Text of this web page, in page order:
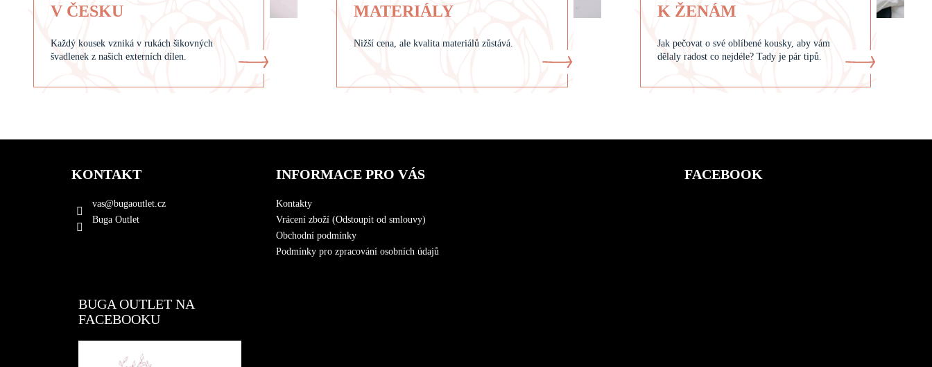
V ČESKU
Každý kousek vzniká v rukách šikovných
švadlenek z našich externích dílen.
MATERIÁLY
Nižší cena, ale kvalita materiálů zůstává.
K ŽENÁM
Jak pečovat o své oblíbené kousky, aby vám
dělaly radost co nejdéle? Tady je pár tipů.
KONTAKT
vas@bugaoutlet.cz
Buga Outlet
INFORMACE PRO VÁS
Kontakty
Vrácení zboží (Odstoupit od smlouvy)
Obchodní podmínky
Podmínky pro zpracování osobních údajů
FACEBOOK
BUGA OUTLET NA
FACEBOOKU